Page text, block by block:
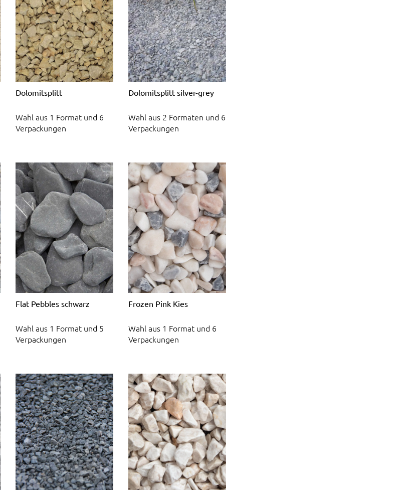
Dolomitsplitt
Wahl aus 1 Format und 6
Verpackungen
Dolomitsplitt silver-grey
Wahl aus 2 Formaten und 6
Verpackungen
Flat Pebbles schwarz
Wahl aus 1 Format und 5
Verpackungen
Frozen Pink Kies
Wahl aus 1 Format und 6
Verpackungen